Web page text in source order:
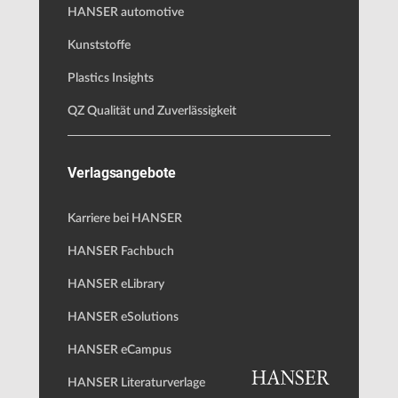
HANSER automotive
Kunststoffe
Plastics Insights
QZ Qualität und Zuverlässigkeit
Verlagsangebote
Karriere bei HANSER
HANSER Fachbuch
HANSER eLibrary
HANSER eSolutions
HANSER eCampus
HANSER Literaturverlage